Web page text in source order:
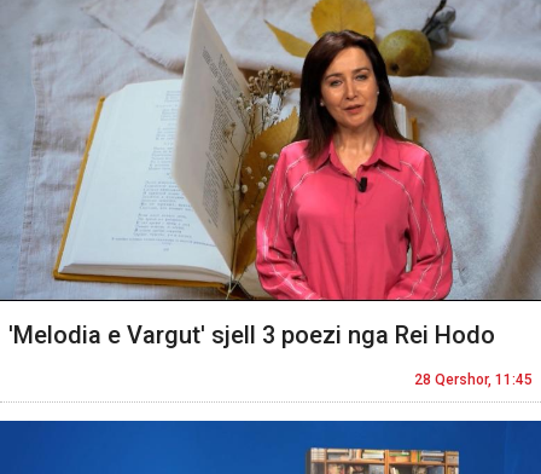
'Melodia e Vargut' sjell 3 poezi nga Rei Hodo
28 Qershor, 11:45